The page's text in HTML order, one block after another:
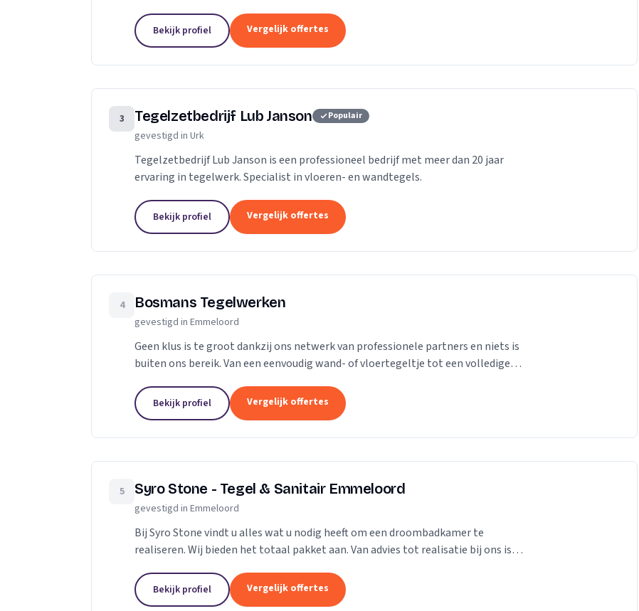
Bekijk profiel Vergelijk offertes
3 Tegelzetbedrijf Lub Janson Populair
gevestigd in Urk
Tegelzetbedrijf Lub Janson is een professioneel bedrijf met meer dan 20 jaar
ervaring in tegelwerk. Specialist in vloeren- en wandtegels.
Bekijk profiel Vergelijk offertes
4 Bosmans Tegelwerken
gevestigd in Emmeloord
Geen klus is te groot dankzij ons netwerk van professionele partners en niets is
buiten ons bereik. Van een eenvoudig wand- of vloertegeltje tot een volledige
Bekijk profiel Vergelijk offertes
5 Syro Stone - Tegel & Sanitair Emmeloord
gevestigd in Emmeloord
Bij Syro Stone vindt u alles wat u nodig heeft om een droombadkamer te
realiseren. Wij bieden het totaal pakket aan. Van advies tot realisatie bij ons is
Bekijk profiel Vergelijk offertes